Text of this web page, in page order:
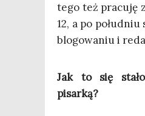
te­go też pra­cu­ję
12, a po
blo­go­wa­niu i
Jak to się
pisarką?